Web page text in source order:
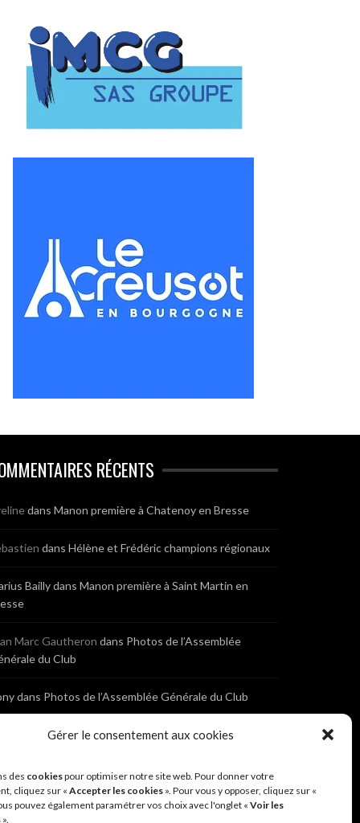
Gérer le consentement aux cookies
des cookiespour optimiser notre site web. Pour donner votre
cliquez sur « Accepter les cookies ». Pour vous y opposer, cliquez sur «
pouvez également paramétrer vos choix avec l'onglet « Voir les
».
RÉCENTS
dans Manon première à Chatenoy en Bresse
dans Hélène et Frédéric champions régionaux
Baillydans Manon première à Saint Martin en
Marc Gautheron dans Photos de l’Assemblée
du Club
dans Photos de l’Assemblée Générale du Club
dansCyclocross de Brochon (21)
dansCyclocross de Brochon (21)
dansDiététique Nutrition 71 – Cécile Guyon